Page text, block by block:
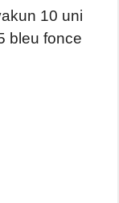
10 uni
bleu fonce